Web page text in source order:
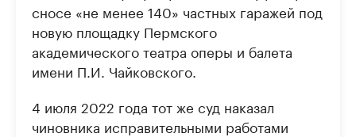
сносе «не менее 140» частных гаражей под
новую площадку Пермского
академического театра оперы и балета
имени П.И. Чайковского.
4 июля 2022 года тот же суд наказал
чиновника исправительными работами